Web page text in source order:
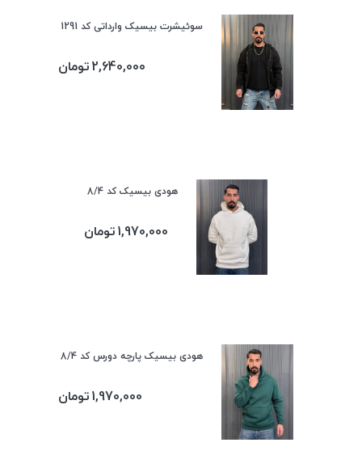
سوئیشرت بیسیک وارداتی کد 1291
2,640,000تومان
هودی بیسیک کد 8/4
1,970,000تومان
هودی بیسیک پارچه دورس کد 8/4
1,970,000تومان